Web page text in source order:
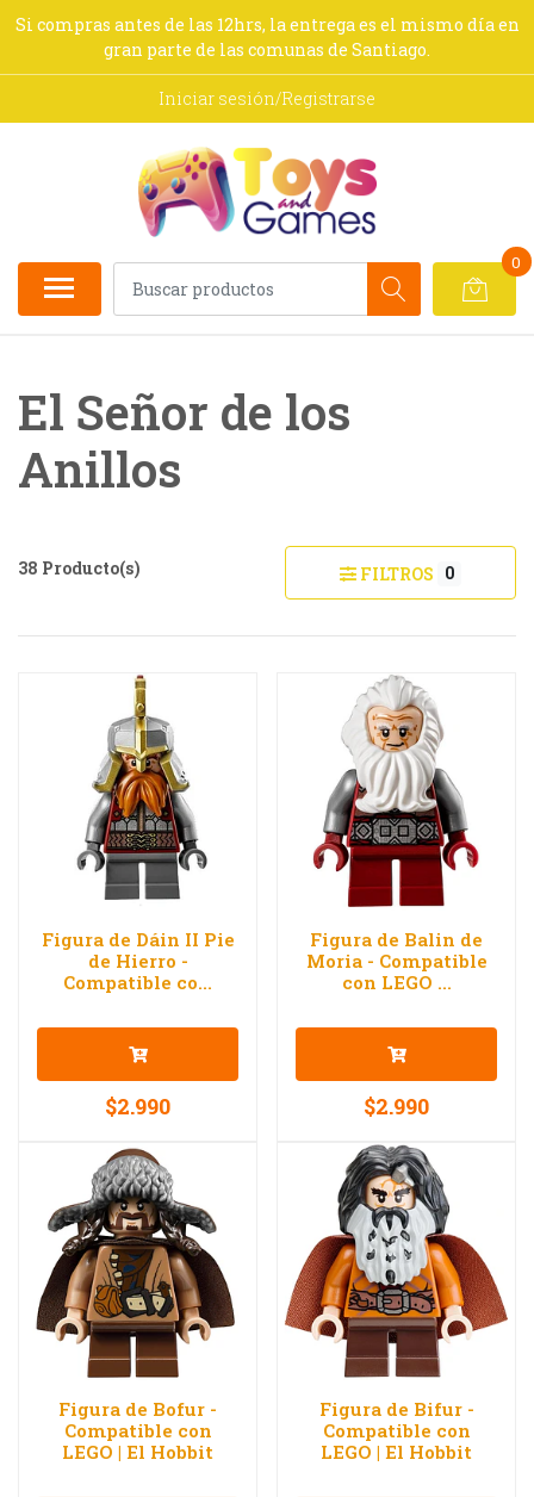
Si compras antes de las 12hrs, la entrega es el mismo día en
gran parte de las comunas de Santiago.
Iniciar sesión/Registrarse
0
El Señor de los
Anillos
38 Producto(s) FILTROS 0
Figura de Dáin II Pie
de Hierro -
Compatible co...
$2.990
Figura de Balin de
Moria - Compatible
con LEGO ...
$2.990
Figura de Bofur -
Compatible con
LEGO | El Hobbit
Figura de Bifur -
Compatible con
LEGO | El Hobbit